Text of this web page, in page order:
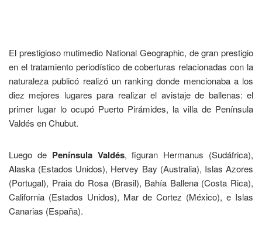
El prestigioso mutimedio National Geographic, de gran prestigio
en el tratamiento periodístico de coberturas relacionadas con la
naturaleza publicó realizó un ranking donde mencionaba a los
diez mejores lugares para realizar el avistaje de ballenas: el
primer lugar lo ocupó Puerto Pirámides, la villa de Península
Valdés en Chubut.
Luego de Península Valdés, figuran Hermanus (Sudáfrica),
Alaska (Estados Unidos), Hervey Bay (Australia), Islas Azores
(Portugal), Praia do Rosa (Brasil), Bahía Ballena (Costa Rica),
California (Estados Unidos), Mar de Cortez (México), e Islas
Canarias (España).